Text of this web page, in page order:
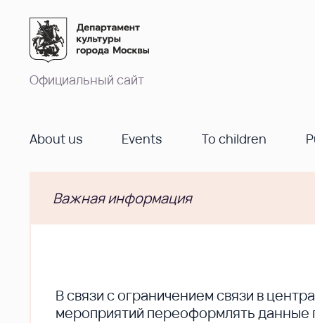
Официальный сайт
About us Events To children
Важная информация
В cвязи с ограничением связи в
мероприятий переоформлять данные